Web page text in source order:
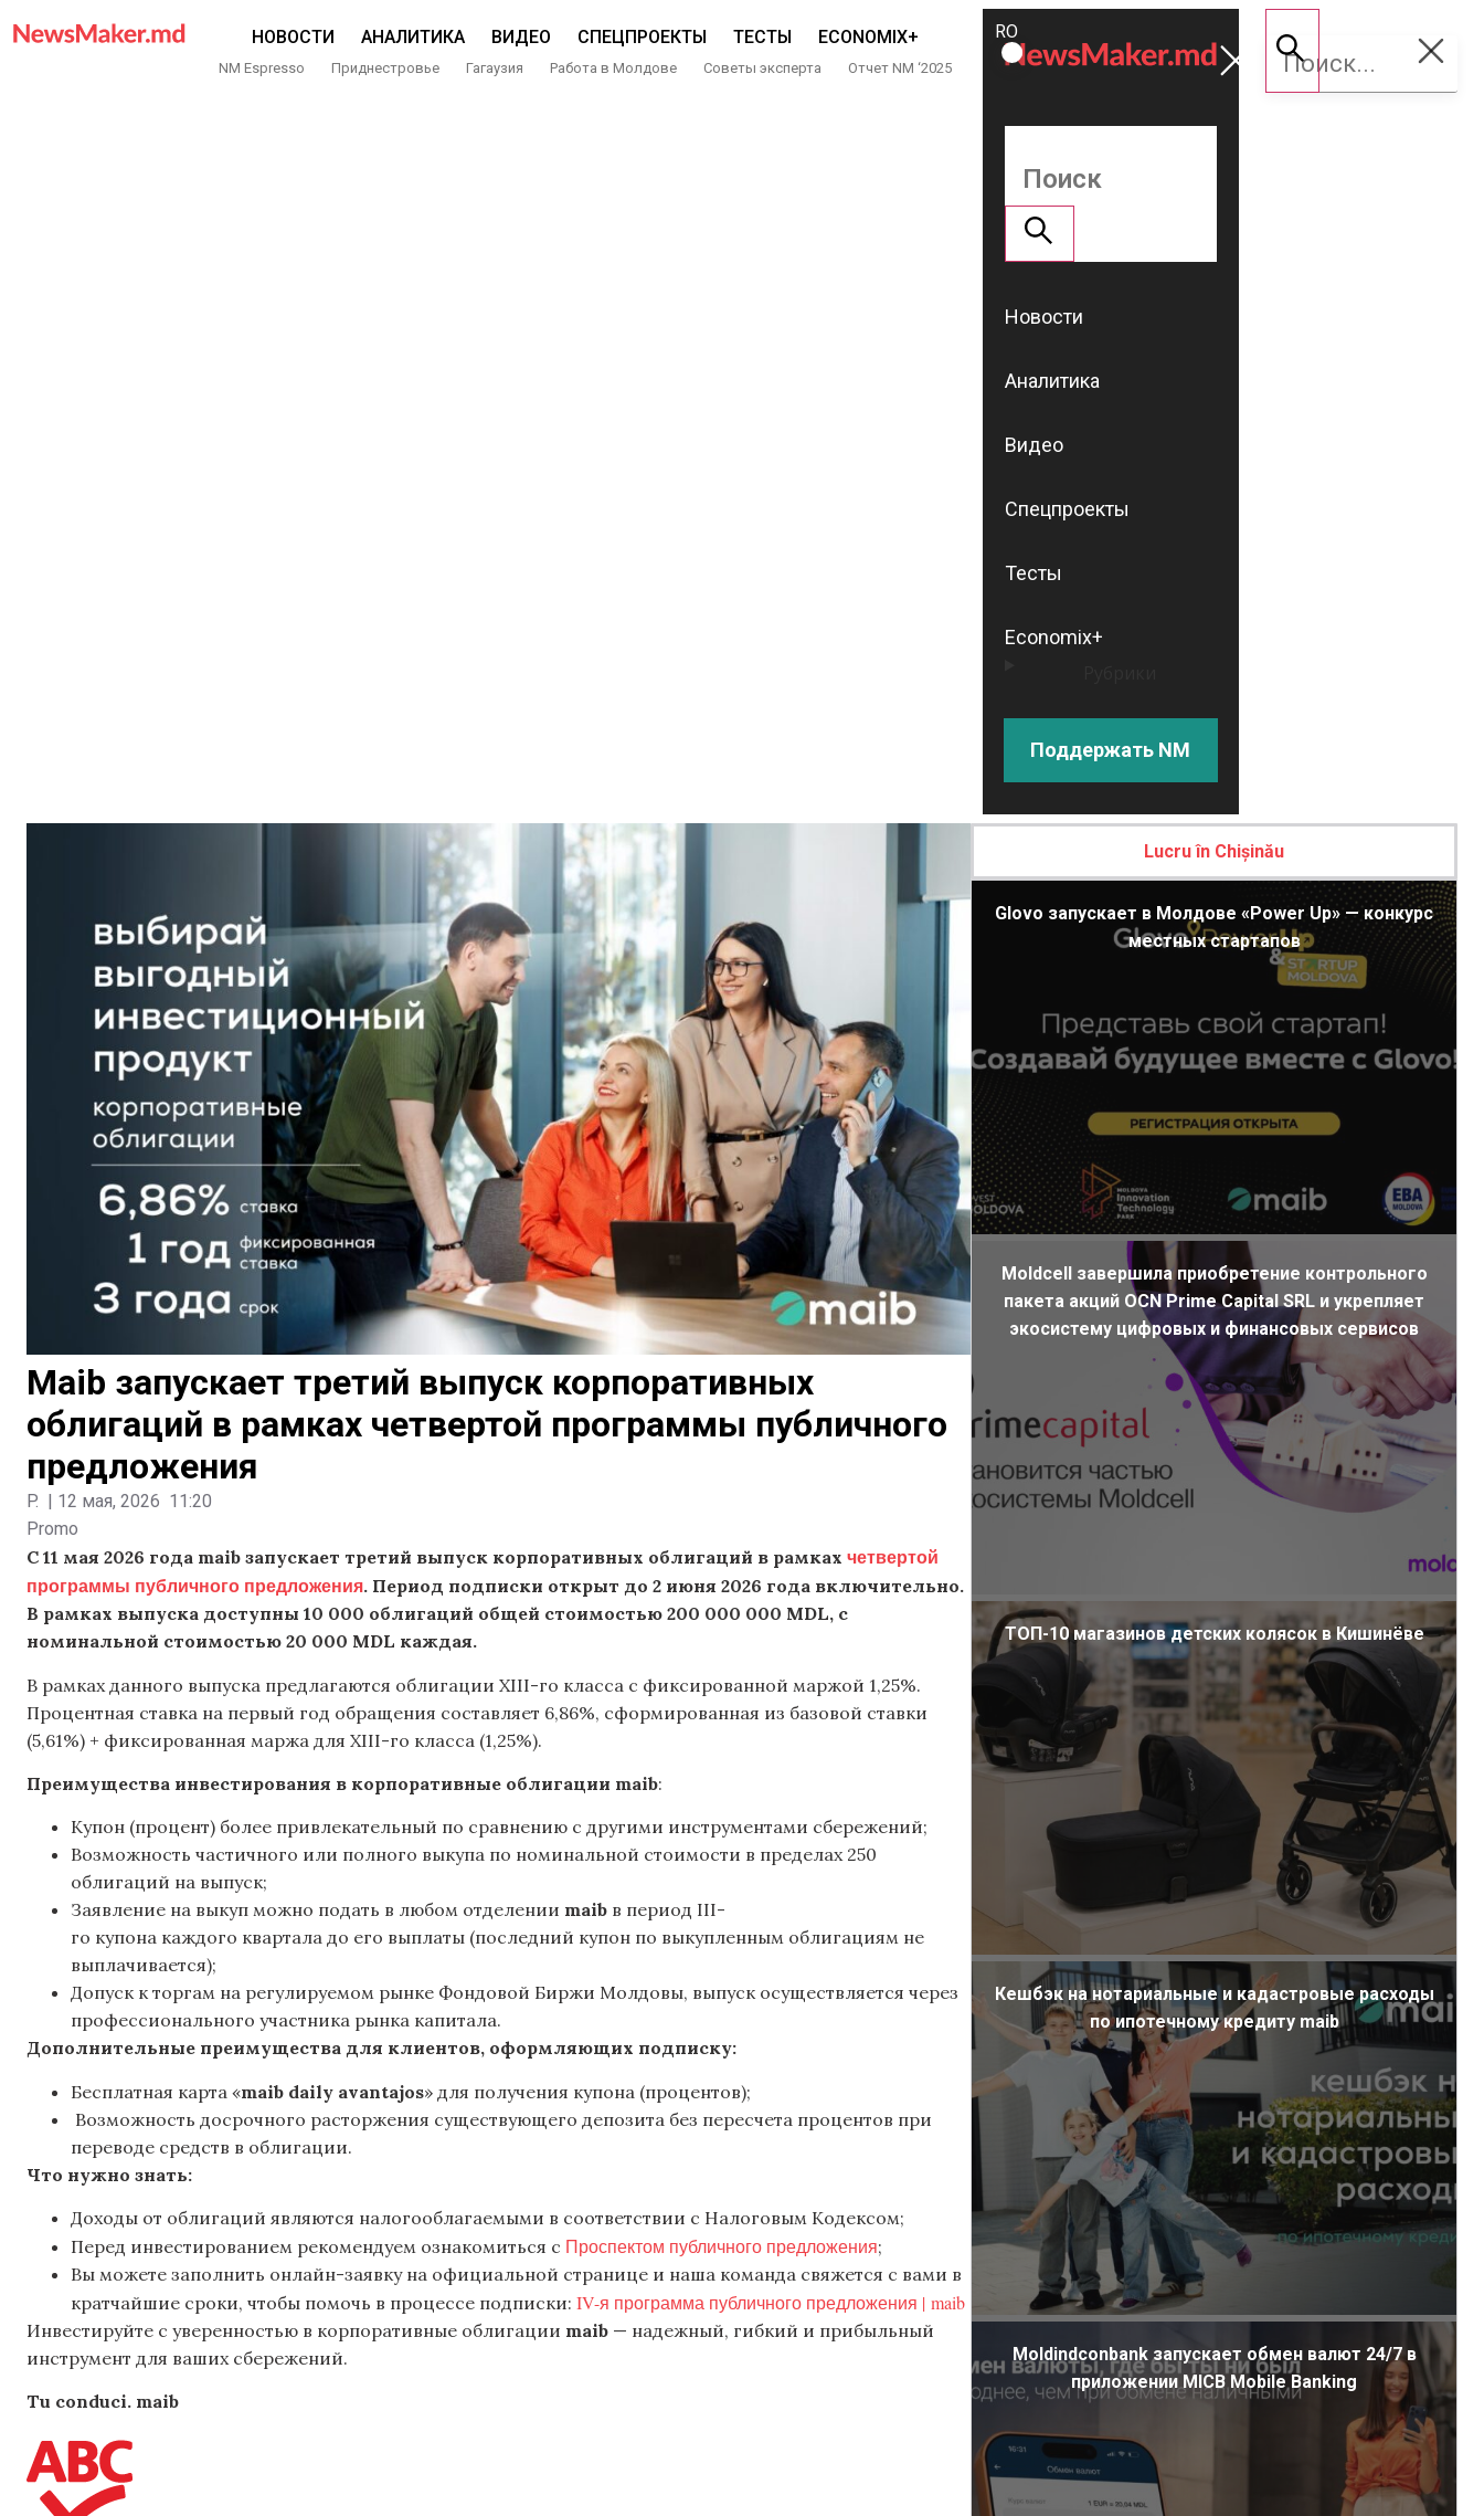
НОВОСТИ АНАЛИТИКА ВИДЕО СПЕЦПРОЕКТЫ ТЕСТЫ ECONOMIX+
NM Espresso Приднестровье Гагаузия Работа в Молдове Советы эксперта Отчет NM ‘2025
ROMÂNĂ
RU
Поддержать
NM
Новости
Аналитика
Видео
Спецпроекты
Тесты
Economix+
Поддержать NM
Maib запускает третий выпуск корпоративных
облигаций в рамках четвертой программы публичного
предложения
P. | 12 мая, 2026 11:20
Promo
С 11 мая 2026 года maib запускает третий выпуск корпоративных облигаций в рамках четвертой
программы публичного предложения. Период подписки открыт до 2 июня 2026 года включительно.
В рамках выпуска доступны 10 000 облигаций общей стоимостью 200 000 000 MDL, с
номинальной стоимостью 20 000 MDL каждая.
В рамках данного выпуска предлагаются облигации XIII-го класса с фиксированной маржой 1,25%.
Процентная ставка на первый год обращения составляет 6,86%, сформированная из базовой ставки
(5,61%) + фиксированная маржа для XIII-го класса (1,25%).
Преимущества инвестирования в корпоративные облигации maib:
Купон (процент) более привлекательный по сравнению с другими инструментами сбережений;
Возможность частичного или полного выкупа по номинальной стоимости в пределах 250
облигаций на выпуск;
Заявление на выкуп можно подать в любом отделении maib в период III-
го купона каждого квартала до его выплаты (последний купон по выкупленным облигациям не
выплачивается);
Допуск к торгам на регулируемом рынке Фондовой Биржи Молдовы, выпуск осуществляется через
профессионального участника рынка капитала.
Дополнительные преимущества для клиентов, оформляющих подписку:
Бесплатная карта «maib daily avantajos» для получения купона (процентов);
Возможность досрочного расторжения существующего депозита без пересчета процентов при
переводе средств в облигации.
Что нужно знать:
Доходы от облигаций являются налогооблагаемыми в соответствии с Налоговым Кодексом;
Перед инвестированием рекомендуем ознакомиться с Проспектом публичного предложения;
Вы можете заполнить онлайн-заявку на официальной странице и наша команда свяжется с вами в
кратчайшие сроки, чтобы помочь в процессе подписки: IV-я программа публичного предложения | maib
Инвестируйте с уверенностью в корпоративные облигации maib — надежный, гибкий и прибыльный
инструмент для ваших сбережений.
Tu conduci. maib
Lucru în Chișinău
Glovo запускает в Молдове «Power Up» — конкурс
местных стартапов
Moldcell завершила приобретение контрольного
пакета акций OCN Prime Capital SRL и укрепляет
экосистему цифровых и финансовых сервисов
ТОП-10 магазинов детских колясок в Кишинёве
Кешбэк на нотариальные и кадастровые расходы
по ипотечному кредиту maib
Moldindconbank запускает обмен валют 24/7 в
приложении MICB Mobile Banking